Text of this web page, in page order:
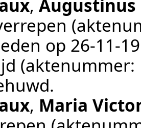
,Augustinus
op
(aktenummer:
.
, Maria